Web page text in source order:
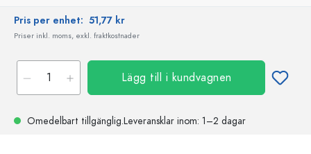
Pris per enhet: 51,77 kr
Priser inkl. moms, exkl. fraktkostnader
Lägg till i kundvagnen
Omedelbart tillgänglig.Leveransklar inom: 1–2 dagar